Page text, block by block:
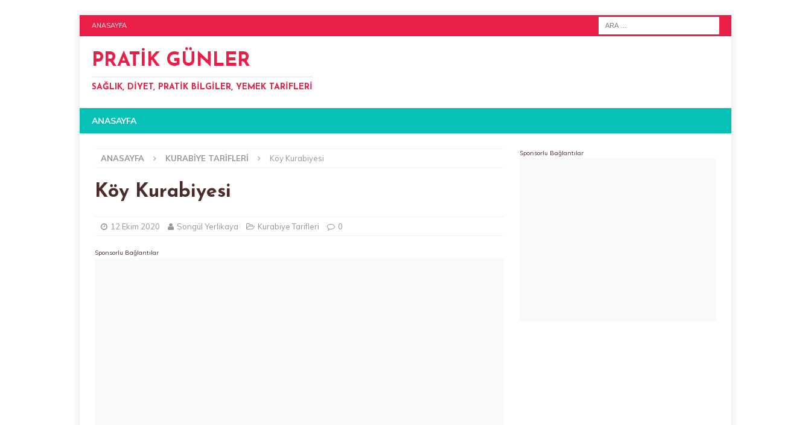
ANASAYFA
PRATIK GÜNLER
SAĞLIK, DIYET, PRATIK BILGILER, YEMEK TARIFLERI
ANASAYFA
ANASAYFA KURABIYE TARIFLERI Köy Kurabiyesi
Köy Kurabiyesi
12 Ekim 2020 Songül Yerlikaya Kurabiye Tarifleri 0
Sponsorlu Bağlantılar
Sponsorlu Bağlantılar